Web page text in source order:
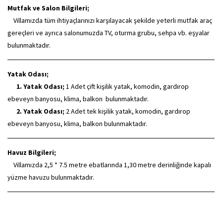
Mutfak ve Salon Bilgileri;
Villamızda tüm ihtiyaçlarınızı karşılayacak şekilde yeterli mutfak araç
gereçleri ve ayrıca salonumuzda TV, oturma grubu, sehpa vb. eşyalar
bulunmaktadır.
Yatak Odası;
1. Yatak Odası; 1 Adet çift kişilik yatak, komodin, gardırop
ebeveyn banyosu, klima, balkon bulunmaktadır.
2. Yatak Odası; 2 Adet tek kişilik yatak, komodin, gardırop
ebeveyn banyosu, klima, balkon bulunmaktadır.
Havuz Bilgileri;
Villamızda 2,5 * 7.5 metre ebatlarında 1,30 metre derinliğinde kapalı
yüzme havuzu bulunmaktadır.